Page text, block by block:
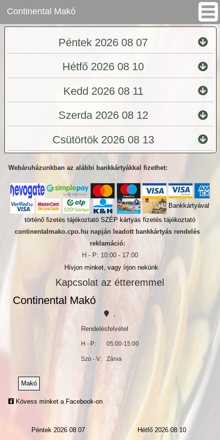
Continental Makó
Péntek 2026 08 07
Hétfő 2026 08 10
Kedd 2026 08 11
Szerda 2026 08 12
Csütörtök 2026 08 13
Webáruházunkban az alábbi bankkártyákkal fizethet:
Bankkártyával
történő fizetés tájékoztató SZÉP kártyás fizetés tájékoztató
continentalmako.cpo.hu napján leadott bankkártyás rendelés
reklamáció:
H - P: 10:00 - 17:00
Hívjon minket, vagy írjon nekünk
Kapcsolat az étteremmel
Continental Makó
,
Rendelésfelvétel
H - P: 05:00-15:00
Szo - V: Zárva
Makó
Kövess minket a Facebook-on
Péntek 2026 08 07 Hétfő 2026 08 10